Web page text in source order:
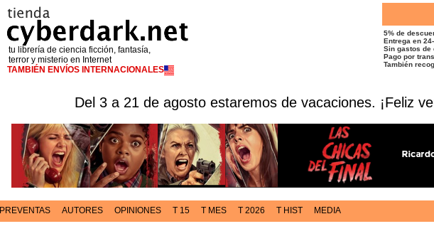
tu librería de ciencia ficción, fantasía,
terror y misterio en Internet
TAMBIÉN ENVÍOS INTERNACIONALES
5% de
Entrega en
Sin gastos de
Pago por
También
Del 3 a 21 de agosto estaremos de vacaciones. ¡Feliz
PREVENTAS AUTORES OPINIONES T 15 T MES T 2026 T HIST MEDIA